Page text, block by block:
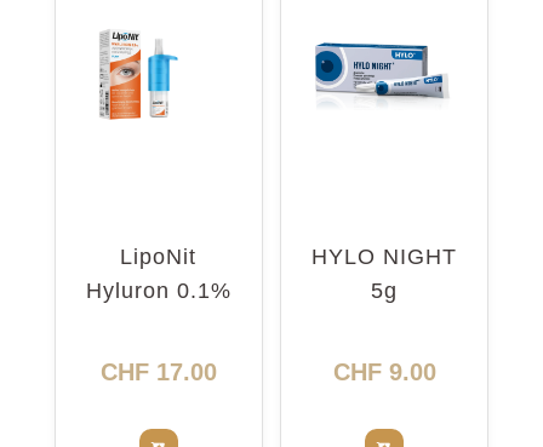
LipoNit
Hyluron 0.1%
CHF17.00
HYLO NIGHT
5g
CHF9.00